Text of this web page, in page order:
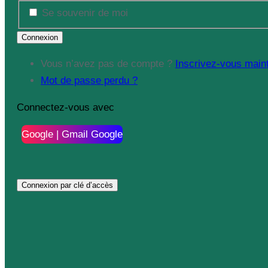
Se souvenir de moi
Vous n’avez pas de compte ? Inscrivez-vous
Mot de passe perdu ?
Connectez-vous avec
Google | Gmail Google
Connexion par clé d’accès